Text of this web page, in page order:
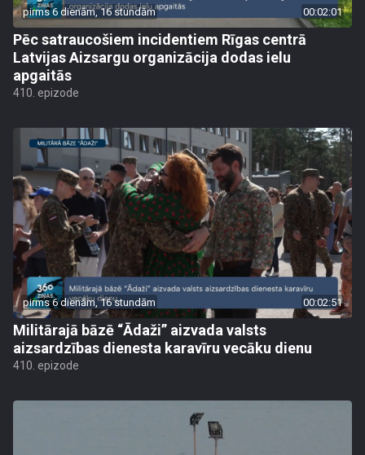
pirms 6 dienām, 16 stundām 00:02:01
Pēc satraucošiem incidentiem Rīgas centrā
Latvijas Aizsargu organizācija dodas ielu
apgaitās
410. epizode
pirms 6 dienām, 16 stundām 00:02:51
Militārajā bāzē “Ādaži” aizvada valsts
aizsardzības dienesta karavīru vecāku dienu
410. epizode